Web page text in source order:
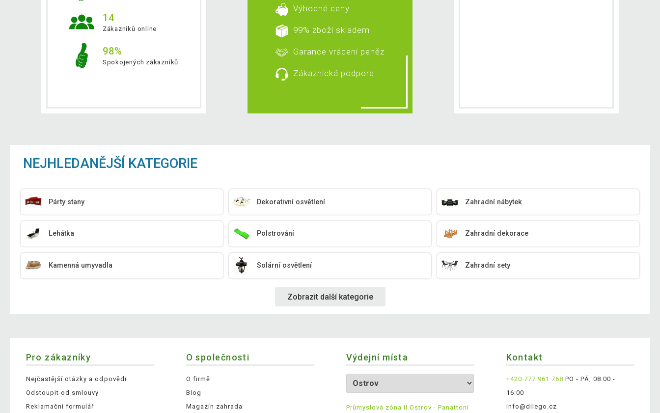
14
Zákazníků online
98%
Spokojených zákazníků
Výhodné ceny
99% zboží skladem
Garance vrácení peněz
Zákaznická podpora
NEJHLEDANĚJŠÍ KATEGORIE
Párty stany Dekorativní osvětlení Zahradní nábytek
Lehátka Polstrování Zahradní dekorace
Kamenná umyvadla Solární osvětlení Zahradní sety
Zobrazit další kategorie
Pro zákazníky
Nejčastější otázky a odpovědi
Odstoupit od smlouvy
Reklamační formulář
O společnosti
O firmě
Blog
Magazín zahrada
Výdejní místa
Průmyslová zóna II Ostrov - Panattoni
Kontakt
+420 777 961 768 PO - PÁ, 08:00 -
16:00
info@dilego.cz